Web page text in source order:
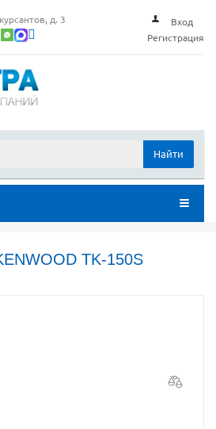
д. 3
Вход
Регистрация
Найти
TK-150S